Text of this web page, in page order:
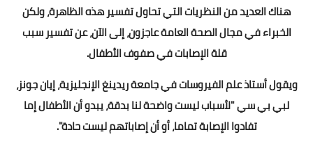
هناك العديد من النظريات التي تحاول تفسير هذه الظاهرة، ولكن
الخبراء في مجال الصحة العامة عاجزون، إلى الآن، عن تفسير سبب
قلة الإصابات في صفوف الأطفال.
ويقول أستاذ علم الفيروسات في جامعة ريدينغ الإنجليزية، إيان جونز،
لبي بي سي "لأسباب ليست واضحة لنا بدقة، يبدو أن الأطفال إما
تفادوا الإصابة تماما، أو أن إصاباتهم ليست حادة".